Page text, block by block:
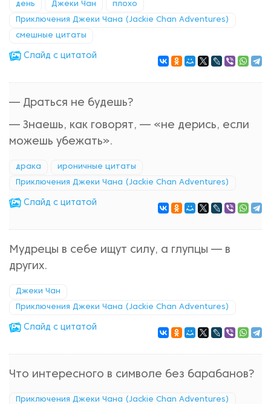
день Джеки Чан плохо
Приключения Джеки Чана (Jackie Chan Adventures)
смешные цитаты
Cлайд с цитатой
— Драться не будешь?
— Знаешь, как говорят, — «не дерись, если
можешь убежать».
драка ироничные цитаты
Приключения Джеки Чана (Jackie Chan Adventures)
Cлайд с цитатой
Мудрецы в себе ищут силу, а глупцы — в
других.
Джеки Чан
Приключения Джеки Чана (Jackie Chan Adventures)
Cлайд с цитатой
Что интересного в символе без барабанов?
Приключения Джеки Чана (Jackie Chan Adventures)